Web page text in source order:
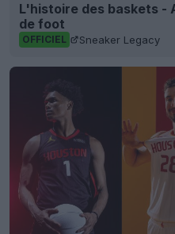
L'histoire des baskets -
de foot
OFFICIEL Sneaker Legacy